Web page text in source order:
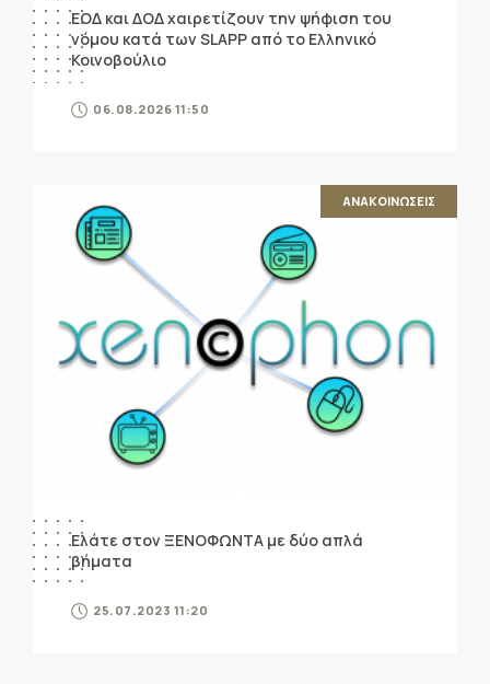
ΕΟΔ και ΔΟΔ χαιρετίζουν την ψήφιση του
νόμου κατά των SLAPP από το Ελληνικό
Κοινοβούλιο
06.08.2026 11:50
ΑΝΑΚΟΙΝΩΣΕΙΣ
Ελάτε στον ΞΕΝΟΦΩΝΤΑ με δύο απλά
βήματα
25.07.2023 11:20